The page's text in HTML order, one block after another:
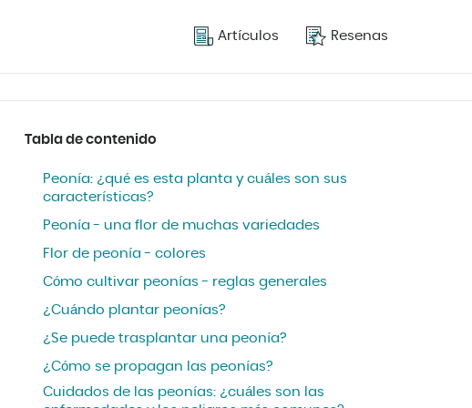
Artículos Resenas
Tabla de contenido
Peonía: ¿qué es esta planta y cuáles son sus
características?
Peonía - una flor de muchas variedades
Flor de peonía - colores
Cómo cultivar peonías - reglas generales
¿Cuándo plantar peonías?
¿Se puede trasplantar una peonía?
¿Cómo se propagan las peonías?
Cuidados de las peonías: ¿cuáles son las